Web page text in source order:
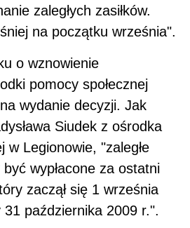
zaległych zasiłków.
na początku września".
o wznowienie
pomocy społecznej
wydanie decyzji. Jak
Siudek z ośrodka
w Legionowie, "zaległe
być wypłacone za ostatni
zaczął się 1 września
października 2009 r.".